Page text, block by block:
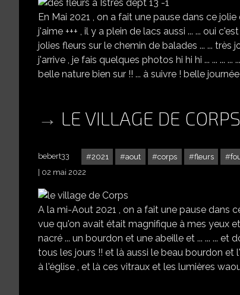
En Mai 2021 , on a fait une pause dans ce
j'aime +++ , il y a plein de lacs aussi ... ... oui
jolies fleurs sur le chemin de balades ... ... très
j'arrive , je fais quelques photos hi hi hi ... ... ...
belle nature bien sur !! ... à suivre ! belle journée
LE VILLAGE DE CORPS
2021 aout corps fleurs
bebert33
02 mai 2022
A la mi-Aout 2021 , on a fait une pause dans
vue qu'on avait était magnifique à mes yeux
nacré ... un bourdon et une abeille et ... ... ...
tous les jours !! et là aussi le beau bourdon et
à l'église , et là ces vitraux et les lumières